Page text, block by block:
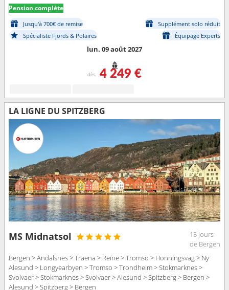
Pension complète
Jusqu'à 700€ de remise
Supplément solo réduit
Spécialiste Fjords & Polaires
Équipage Experts
lun. 09 août 2027
dès 4 249 €
LA LIGNE DU SPITZBERG
MS Midnatsol
15 jours
de Bergen
Bergen > Andalsnes > Traena > Reine > Tromso > Honningsvag > Ny
Alesund > Longyearbyen > Tromso > Trondheim > Stokmarknes >
Svolvaer > Stokmarknes > Svolvaer > Alesund > Spitzberg > Bergen >
Alesund > Spitzberg > Bergen